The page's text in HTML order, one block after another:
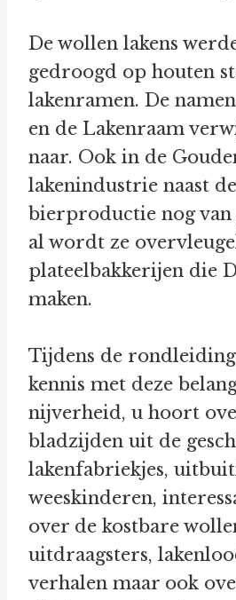
De wollen lakens
gedroogd op houten
lakenramen. De
en de Lakenraam
naar. Ook in de
lakenindustrie naast de
bierproductie nog van
al wordt ze
plateelbakkerijen die
maken.
Tijdens de
kennis met deze
nijverheid, u hoort
bladzijden uit de
lakenfabriekjes,
weeskinderen,
over de kostbare
uitdraagsters,
verhalen maar ook